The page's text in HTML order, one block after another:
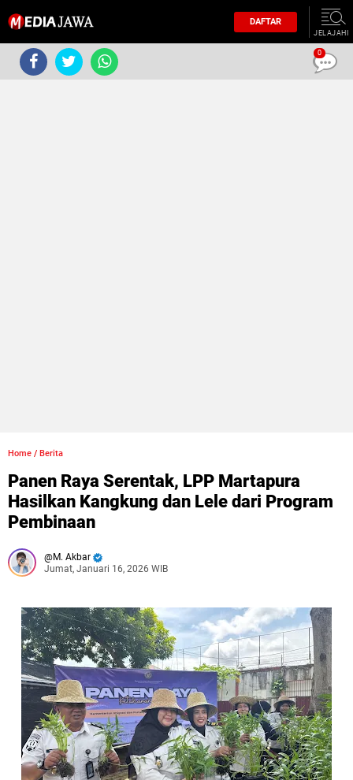
DAFTAR
JELAJAHI
Home / Berita
Panen Raya Serentak, LPP Martapura
Hasilkan Kangkung dan Lele dari Program
Pembinaan
M. Akbar
Jumat, Januari 16, 2026 WIB
0